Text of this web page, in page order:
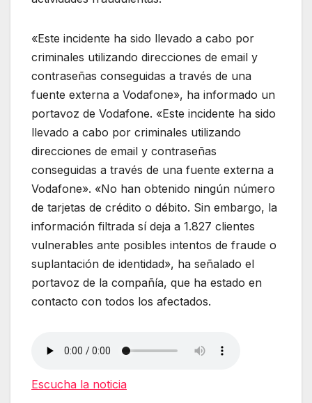
«Este incidente ha sido llevado a cabo por
criminales utilizando direcciones de email y
contraseñas conseguidas a través de una
fuente externa a Vodafone», ha informado un
portavoz de Vodafone. «Este incidente ha sido
llevado a cabo por criminales utilizando
direcciones de email y contraseñas
conseguidas a través de una fuente externa a
Vodafone». «No han obtenido ningún número
de tarjetas de crédito o débito. Sin embargo, la
información filtrada sí deja a 1.827 clientes
vulnerables ante posibles intentos de fraude o
suplantación de identidad», ha señalado el
portavoz de la compañía, que ha estado en
contacto con todos los afectados.
Escucha la noticia